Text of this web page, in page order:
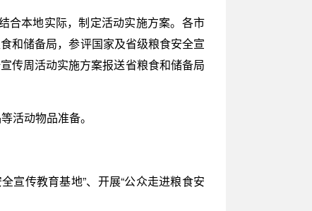
合本地实际，制定活动实施方案。各市
和储备局，参评国家及省级粮食安全宣
传周活动实施方案报送省粮食和储备局
活动物品准备。
宣传教育基地”、开展“公众走进粮食安